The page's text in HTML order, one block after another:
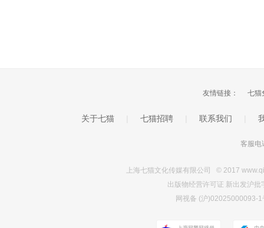
友情链接： 七猫
关于七猫 七猫招聘 联系我们
客服电
上海七猫文化传媒有限公司 © 2017
出版物经营许可证 新出发沪
网视备 (沪)02025000093-